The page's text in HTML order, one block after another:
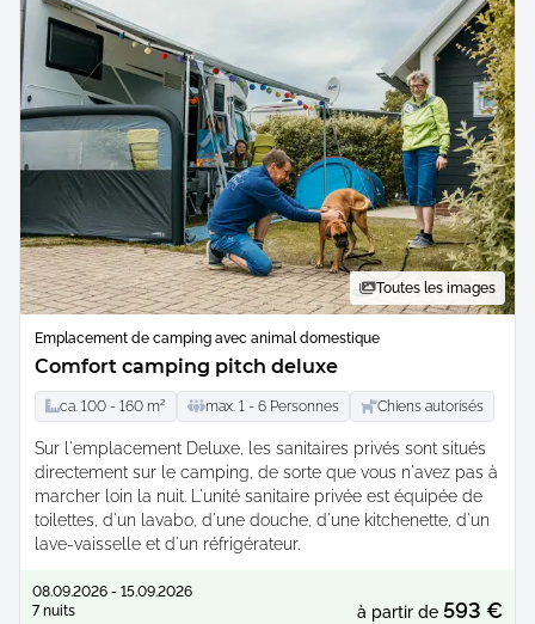
Toutes les images
Emplacement de camping avec animal domestique
Comfort camping pitch deluxe
ca. 100 - 160 m² max. 1 - 6 Personnes Chiens autorisés
Sur l'emplacement Deluxe, les sanitaires privés sont situés
directement sur le camping, de sorte que vous n'avez pas à
marcher loin la nuit. L'unité sanitaire privée est équipée de
toilettes, d'un lavabo, d'une douche, d'une kitchenette, d'un
lave-vaisselle et d'un réfrigérateur.
08.09.2026 - 15.09.2026
7 nuits
à partir de 593 €